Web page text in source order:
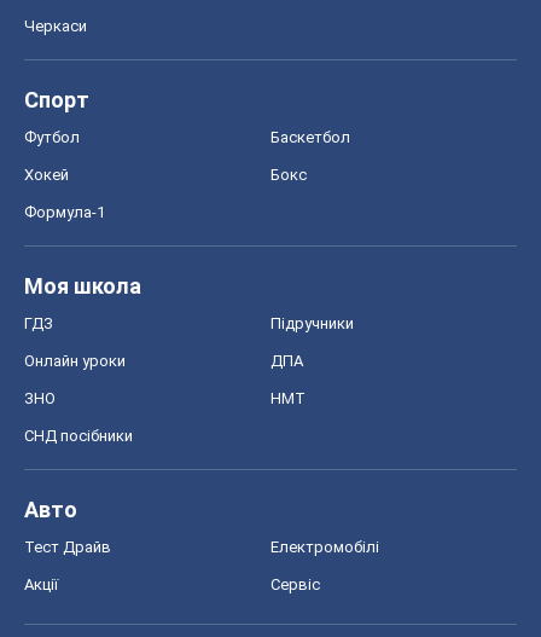
Черкаси
Спорт
Футбол Баскетбол
Хокей Бокс
Формула-1
Моя школа
ГДЗ Підручники
Онлайн уроки ДПА
ЗНО НМТ
СНД посібники
Авто
Тест Драйв Електромобілі
Акції Сервіс